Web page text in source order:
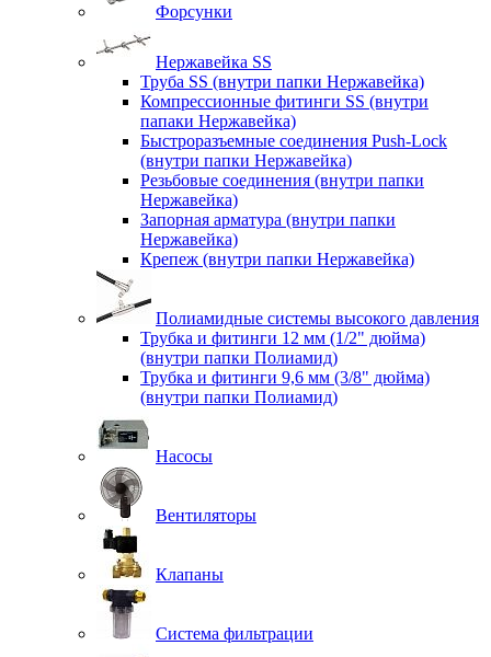
Форсунки
Нержавейка SS
Труба SS (внутри папки Нержавейка)
Компрессионные фитинги SS (внутри
папаки Нержавейка)
Быстроразъемные соединения Push-Lock
(внутри папки Нержавейка)
Резьбовые соединения (внутри папки
Нержавейка)
Запорная арматура (внутри папки
Нержавейка)
Крепеж (внутри папки Нержавейка)
Полиамидные системы высокого давления
Трубка и фитинги 12 мм (1/2" дюйма)
(внутри папки Полиамид)
Трубка и фитинги 9,6 мм (3/8" дюйма)
(внутри папки Полиамид)
Насосы
Вентиляторы
Клапаны
Система фильтрации